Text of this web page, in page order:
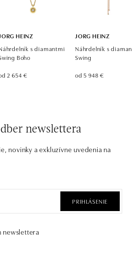
HEINZ
s diamantmi
Boho
2 654 €
JORG HEINZ
Náhrdelník s
Swing
od 5 948 €
newslettera
novinky a exkluzívne uvedenia na
PRIHLÁSENIE
newslettera